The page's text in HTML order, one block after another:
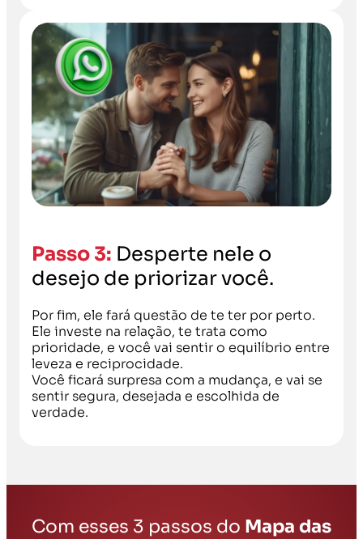
Passo 3: Desperte nele o
desejo de priorizar você.
Por fim, ele fará questão de te ter por perto.
Ele investe na relação, te trata como
prioridade, e você vai sentir o equilíbrio entre
leveza e reciprocidade.
Você ficará surpresa com a mudança, e vai se
sentir segura, desejada e escolhida de
verdade.
Com esses 3 passos do Mapa das